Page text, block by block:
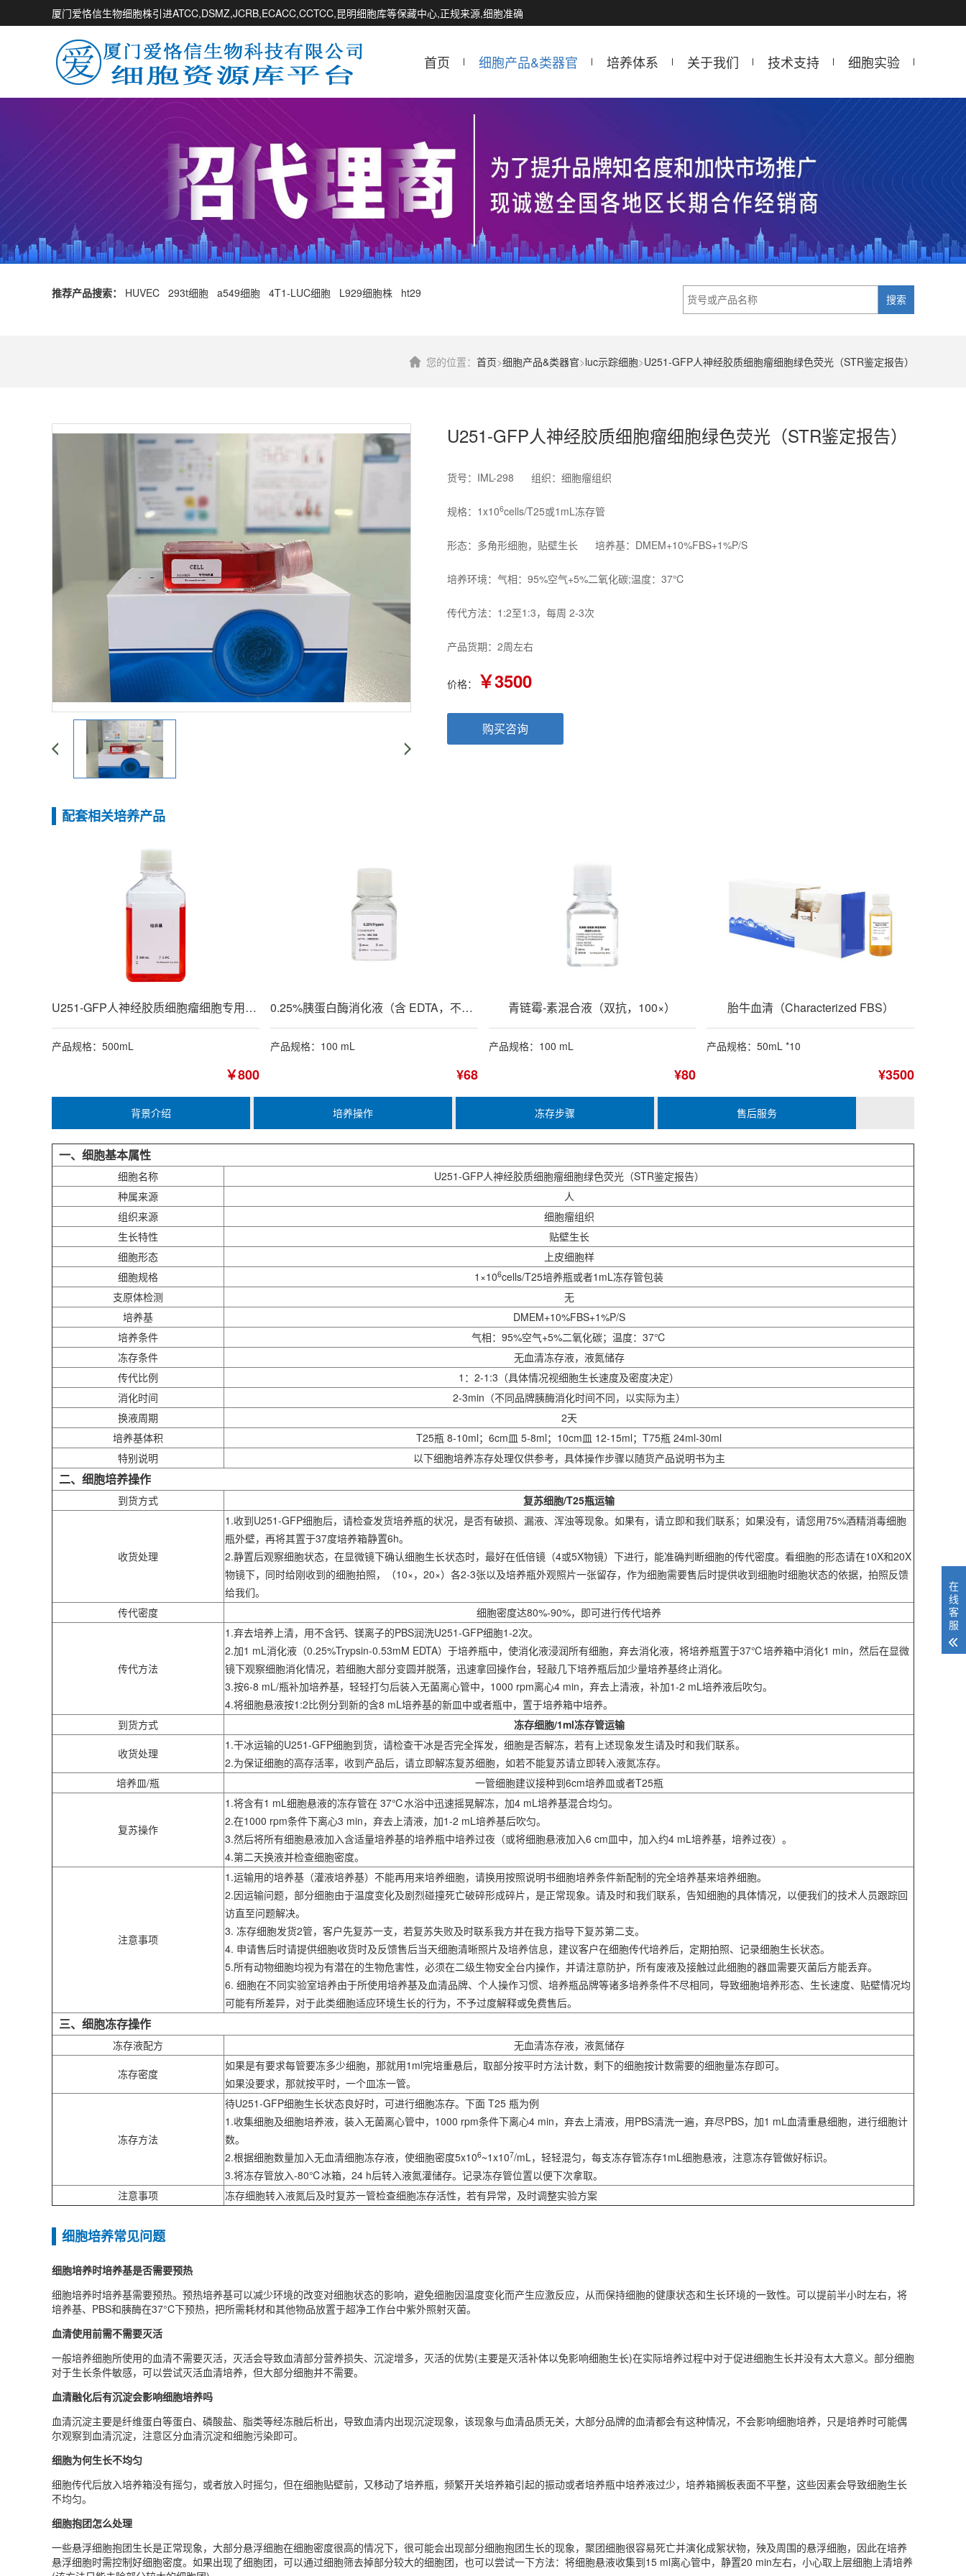
厦门爱恪信生物细胞株引进ATCC,DSMZ,JCRB,ECACC,CCTCC,昆明细胞库等保藏中心,正规来源,细胞准确
首页 细胞产品&类器官 培养体系 关于我们 技术支持 细胞实验
推荐产品搜索： HUVEC 293t细胞 a549细胞 4T1-LUC细胞 L929细胞株 ht29 搜索
您的位置： 首页>细胞产品&类器官>luc示踪细胞>U251-GFP人神经胶质细胞瘤细胞绿色荧光（STR鉴定报告）
U251-GFP人神经胶质细胞瘤细胞绿色荧光（STR鉴定报告）
货号：IML-298 组织：细胞瘤组织
规格：1x106cells/T25或1mL冻存管
形态：多角形细胞，贴壁生长 培养基：DMEM+10%FBS+1%P/S
培养环境：气相：95%空气+5%二氧化碳;温度：37℃
传代方法：1:2至1:3，每周 2-3次
产品货期：2周左右
价格： ￥3500
购买咨询
配套相关培养产品
U251-GFP人神经胶质细胞瘤细胞专用培养基
产品规格：500mL
￥800
0.25%胰蛋白酶消化液（含 EDTA，不含酚红）
产品规格：100 mL
¥68
青链霉-素混合液（双抗，100×）
产品规格：100 mL
¥80
胎牛血清（Characterized FBS）
产品规格：50mL *10
¥3500
背景介绍 培养操作 冻存步骤 售后服务
一、细胞基本属性
细胞名称
U251-GFP人神经胶质细胞瘤细胞绿色荧光（STR鉴定报告）
种属来源
人
组织来源
细胞瘤组织
生长特性
贴壁生长
细胞形态
上皮细胞样
细胞规格
1×106cells/T25培养瓶或者1mL冻存管包装
支原体检测
无
培养基
DMEM+10%FBS+1%P/S
培养条件
气相：95%空气+5%二氧化碳；温度：37℃
冻存条件
无血清冻存液，液氮储存
传代比例
1：2-1:3（具体情况视细胞生长速度及密度决定）
消化时间
2-3min（不同品牌胰酶消化时间不同，以实际为主）
换液周期
2天
培养基体积
T25瓶 8-10ml；6cm皿 5-8ml；10cm皿 12-15ml；T75瓶 24ml-30ml
特别说明
以下细胞培养冻存处理仅供参考，具体操作步骤以随货产品说明书为主
二、细胞培养操作
到货方式 复苏细胞/T25瓶运输
收货处理
1.收到U251-GFP细胞后，请检查发货培养瓶的状况，是否有破损、漏液、浑浊等现象。如果有，请立即和我们联系；如果没有，请您用75%酒精消毒细胞
瓶外壁，再将其置于37度培养箱静置6h。
2.静置后观察细胞状态，在显微镜下确认细胞生长状态时，最好在低倍镜（4或5X物镜）下进行，能准确判断细胞的传代密度。看细胞的形态请在10X和20X
物镜下，同时给刚收到的细胞拍照，（10×，20×）各2-3张以及培养瓶外观照片一张留存，作为细胞需要售后时提供收到细胞时细胞状态的依据，拍照反馈
给我们。
传代密度
细胞密度达80%-90%，即可进行传代培养
传代方法
1.弃去培养上清，用不含钙、镁离子的PBS润洗U251-GFP细胞1-2次。
2.加1 mL消化液（0.25%Trypsin-0.53mM EDTA）于培养瓶中，使消化液浸润所有细胞，弃去消化液，将培养瓶置于37℃培养箱中消化1 min，然后在显微
镜下观察细胞消化情况，若细胞大部分变圆并脱落，迅速拿回操作台，轻敲几下培养瓶后加少量培养基终止消化。
3.按6-8 mL/瓶补加培养基，轻轻打匀后装入无菌离心管中，1000 rpm离心4 min，弃去上清液，补加1-2 mL培养液后吹匀。
4.将细胞悬液按1:2比例分到新的含8 mL培养基的新皿中或者瓶中，置于培养箱中培养。
到货方式
冻存细胞/1ml冻存管运输
收货处理
1.干冰运输的U251-GFP细胞到货，请检查干冰是否完全挥发，细胞是否解冻，若有上述现象发生请及时和我们联系。
2.为保证细胞的高存活率，收到产品后，请立即解冻复苏细胞，如若不能复苏请立即转入液氮冻存。
培养皿/瓶
一管细胞建议接种到6cm培养皿或者T25瓶
复苏操作
1.将含有1 mL细胞悬液的冻存管在 37℃水浴中迅速摇晃解冻，加4 mL培养基混合均匀。
2.在1000 rpm条件下离心3 min，弃去上清液，加1-2 mL培养基后吹匀。
3.然后将所有细胞悬液加入含适量培养基的培养瓶中培养过夜（或将细胞悬液加入6 cm皿中，加入约4 mL培养基，培养过夜）。
4.第二天换液并检查细胞密度。
注意事项
1.运输用的培养基（灌液培养基）不能再用来培养细胞，请换用按照说明书细胞培养条件新配制的完全培养基来培养细胞。
2.因运输问题，部分细胞由于温度变化及剧烈碰撞死亡破碎形成碎片，是正常现象。请及时和我们联系，告知细胞的具体情况，以便我们的技术人员跟踪回
访直至问题解决。
3. 冻存细胞发货2管，客户先复苏一支，若复苏失败及时联系我方并在我方指导下复苏第二支。
4. 申请售后时请提供细胞收货时及反馈售后当天细胞清晰照片及培养信息，建议客户在细胞传代培养后，定期拍照、记录细胞生长状态。
5.所有动物细胞均视为有潜在的生物危害性，必须在二级生物安全台内操作，并请注意防护，所有废液及接触过此细胞的器皿需要灭菌后方能丢弃。
6. 细胞在不同实验室培养由于所使用培养基及血清品牌、个人操作习惯、培养瓶品牌等诸多培养条件不尽相同，导致细胞培养形态、生长速度、贴壁情况均
可能有所差异，对于此类细胞适应环境生长的行为，不予过度解释或免费售后。
三、细胞冻存操作
冻存液配方
无血清冻存液，液氮储存
冻存密度
如果是有要求每管要冻多少细胞，那就用1ml完培重悬后，取部分按平时方法计数，剩下的细胞按计数需要的细胞量冻存即可。
如果没要求，那就按平时，一个皿冻一管。
冻存方法
待U251-GFP细胞生长状态良好时，可进行细胞冻存。下面 T25 瓶为例
1.收集细胞及细胞培养液，装入无菌离心管中，1000 rpm条件下离心4 min，弃去上清液，用PBS清洗一遍，弃尽PBS，加1 mL血清重悬细胞，进行细胞计
数。
2.根据细胞数量加入无血清细胞冻存液，使细胞密度5x106~1x107/mL，轻轻混匀，每支冻存管冻存1mL细胞悬液，注意冻存管做好标识。
3.将冻存管放入-80℃冰箱，24 h后转入液氮灌储存。记录冻存管位置以便下次拿取。
注意事项
冻存细胞转入液氮后及时复苏一管检查细胞冻存活性，若有异常，及时调整实验方案
细胞培养常见问题
细胞培养时培养基是否需要预热
细胞培养时培养基需要预热‌。预热培养基可以减少环境的改变对细胞状态的影响，避免细胞因温度变化而产生应激反应，从而保持细胞的健康状态和生长环境的一致性‌。可以提前半小时左右，将
培养基、PBS和胰酶在37°C下预热，把所需耗材和其他物品放置于超净工作台中紫外照射灭菌。
血清使用前需不需要灭活
一般培养细胞所使用的血清不需要灭活，灭活会导致血清部分营养损失、沉淀增多，灭活的优势(主要是灭活补体以免影响细胞生长)在实际培养过程中对于促进细胞生长并没有太大意义。部分细胞
对于生长条件敏感，可以尝试灭活血清培养，但大部分细胞并不需要。
血清融化后有沉淀会影响细胞培养吗
血清沉淀主要是纤维蛋白等蛋白、磷酸盐、脂类等经冻融后析出，导致血清内出现沉淀现象，该现象与血清品质无关，大部分品牌的血清都会有这种情况，不会影响细胞培养，只是培养时可能偶
尔观察到血清沉淀，注意区分血清沉淀和细胞污染即可。
细胞为何生长不均匀
细胞传代后放入培养箱没有摇匀，或者放入时摇匀，但在细胞贴壁前，又移动了培养瓶，频繁开关培养箱引起的振动或者培养瓶中培养液过少，培养箱搁板表面不平整，这些因素会导致细胞生长
不均匀。
细胞抱团怎么处理
一些悬浮细胞抱团生长是正常现象，大部分悬浮细胞在细胞密度很高的情况下，很可能会出现部分细胞抱团生长的现象，聚团细胞很容易死亡并演化成絮状物，殃及周围的悬浮细胞，因此在培养
悬浮细胞时需控制好细胞密度。如果出现了细胞团，可以通过细胞筛去掉部分较大的细胞团，也可以尝试一下方法：将细胞悬液收集到15 ml离心管中，静置20 min左右，小心取上层细胞上清培养
在
线
客
服